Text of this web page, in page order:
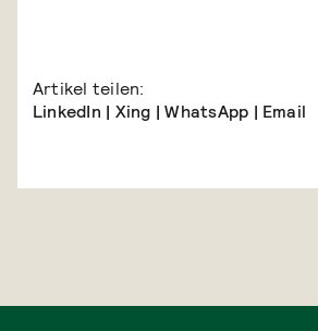
Artikel teilen:
LinkedIn | Xing |WhatsApp | Email